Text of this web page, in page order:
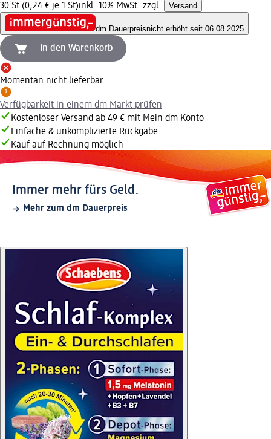
30 St (0,24 € je 1 St)inkl. 10% MwSt. zzgl. Versand
dm Dauerpreisnicht erhöht seit 06.08.2025
In den Warenkorb
Momentan nicht lieferbar
Verfügbarkeit in einem dm Markt prüfen
Kostenloser Versand ab 49 € mit Mein dm Konto
Einfache & unkomplizierte Rückgabe
Kauf auf Rechnung möglich
Immer mehr fürs Geld.
Mehr zum dm Dauerpreis